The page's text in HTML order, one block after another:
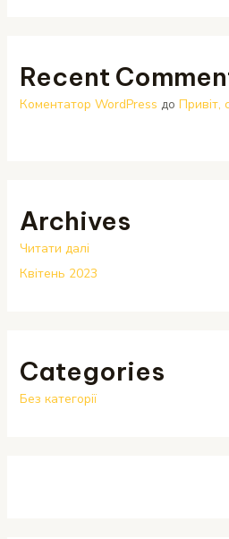
Recent
Коментатор WordPress до Привіт,
Archives
Читати далі:
З
о
к
Квітень 2023
Categories
Без категорії